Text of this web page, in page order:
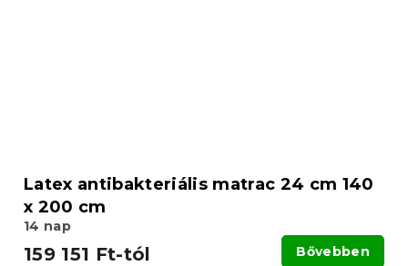
Latex antibakteriális matrac 24 cm 140
x 200 cm
14 nap
159 151 Ft-tól Bővebben